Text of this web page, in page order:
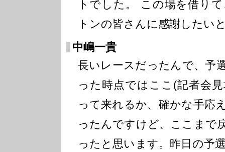
トでした。 この場を借り
トンの皆さんに感謝したい
中嶋一貴
長いレースだったんで、予
った時点ではここ(記者会
って来れるか、確かな手応
ったんですけど、ここまで
ったと思います。昨日の予